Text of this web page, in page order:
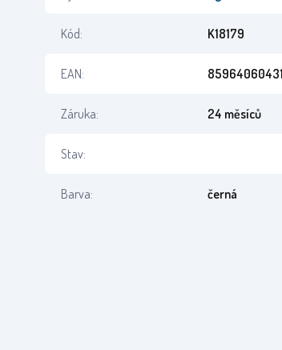
Kód: K18179
EAN:
Záruka: 24 měsíců
Stav:
Barva: černá